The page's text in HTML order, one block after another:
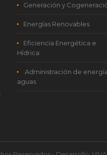
Generación y
Energías Renovables
Eficiencia Energética e
Hídrica
Administración de
aguas